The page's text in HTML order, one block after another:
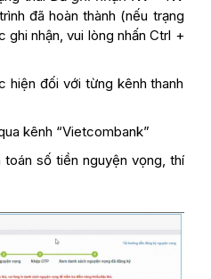
đã hoàn thành (nếu trạng
nhận, vui lòng nhấn Ctrl +
hiện đối với từng kênh thanh
kênh “Vietcombank”
số tiền nguyện vọng, thí